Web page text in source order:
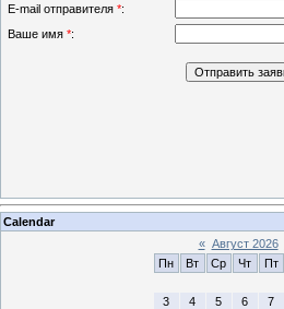
E-mail отправителя *:
Ваше имя *:
Calendar
« Август 2026
Пн
Вт Ср Чт Пт
3
4 5 6 7